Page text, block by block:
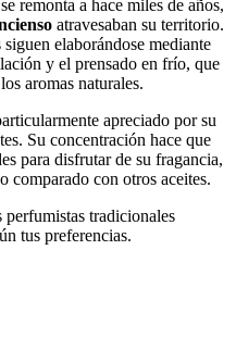
remonta a hace miles de años,
atravesaban su territorio.
elaborándose mediante
y el prensado en frío, que
aromas naturales.
apreciado por su
Su concentración hace que
para disfrutar de su fragancia,
comparado con otros aceites.
tradicionales
tus preferencias.